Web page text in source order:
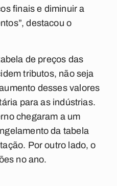
finais e diminuir a
destacou o
de preços das
tributos, não seja
desses valores
para as indústrias.
chegaram a um
da tabela
Por outro lado, o
no ano.